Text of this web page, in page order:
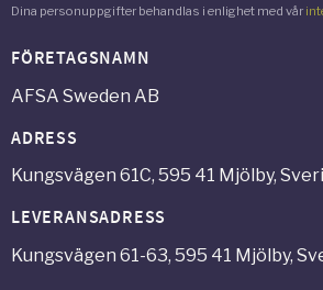
Dina personuppgifter behandlas i enlighet med vår
FÖRETAGSNAMN
AFSA Sweden AB
ADRESS
Kungsvägen 61C, 595 41 Mjölby,
LEVERANSADRESS
Kungsvägen 61-63, 595 41 Mjölby,